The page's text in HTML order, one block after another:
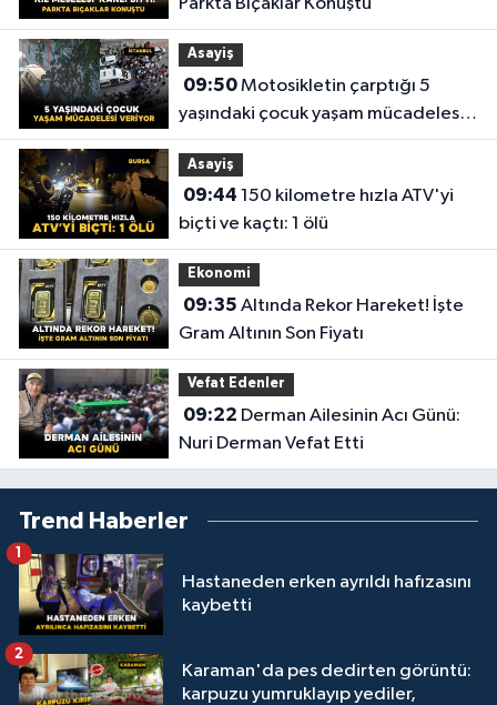
Parkta Bıçaklar Konuştu
Asayiş
09:50Motosikletin çarptığı 5
yaşındaki çocuk yaşam mücadelesi
veriyor
Asayiş
09:44
biçti ve kaçtı: 1 ölü
Ekonomi
09:35
Gram Altının Son Fiyatı
Vefat Edenler
09:22
Nuri Derman Vefat Etti
Trend Haberler
Hastaneden erken ayrıldı hafızasını
kaybetti
1
Karaman'da pes dedirten görüntü:
karpuzu yumruklayıp yediler,
2